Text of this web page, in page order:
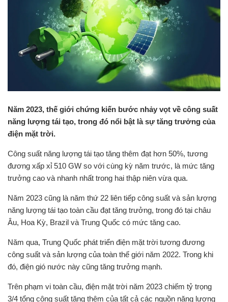
Năm 2023, thế giới chứng kiến bước nhảy vọt về công suất
năng lượng tái tạo, trong đó nổi bật là sự tăng trưởng của
điện mặt trời.
Công suất năng lượng tái tạo tăng thêm đạt hơn 50%, tương
đương xấp xỉ 510 GW so với cùng kỳ năm trước, là mức tăng
trưởng cao và nhanh nhất trong hai thập niên vừa qua.
Năm 2023 cũng là năm thứ 22 liên tiếp công suất và sản lượng
năng lượng tái tạo toàn cầu đạt tăng trưởng, trong đó tại châu
Âu, Hoa Kỳ, Brazil và Trung Quốc có mức tăng cao.
Năm qua, Trung Quốc phát triển điện mặt trời tương đương
công suất và sản lượng của toàn thế giới năm 2022. Trong khi
đó, điện gió nước này cũng tăng trưởng mạnh.
Trên phạm vi toàn cầu, điện mặt trời năm 2023 chiếm tỷ trọng
3/4 tổng công suất tăng thêm của tất cả các nguồn năng lượng